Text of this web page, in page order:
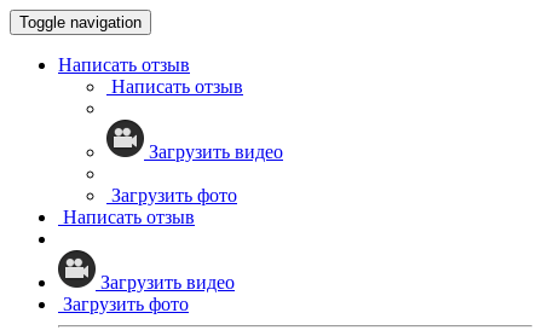
Toggle navigation
Написать отзыв
Написать отзыв
Загрузить видео
Загрузить фото
Написать отзыв
Загрузить видео
Загрузить фото